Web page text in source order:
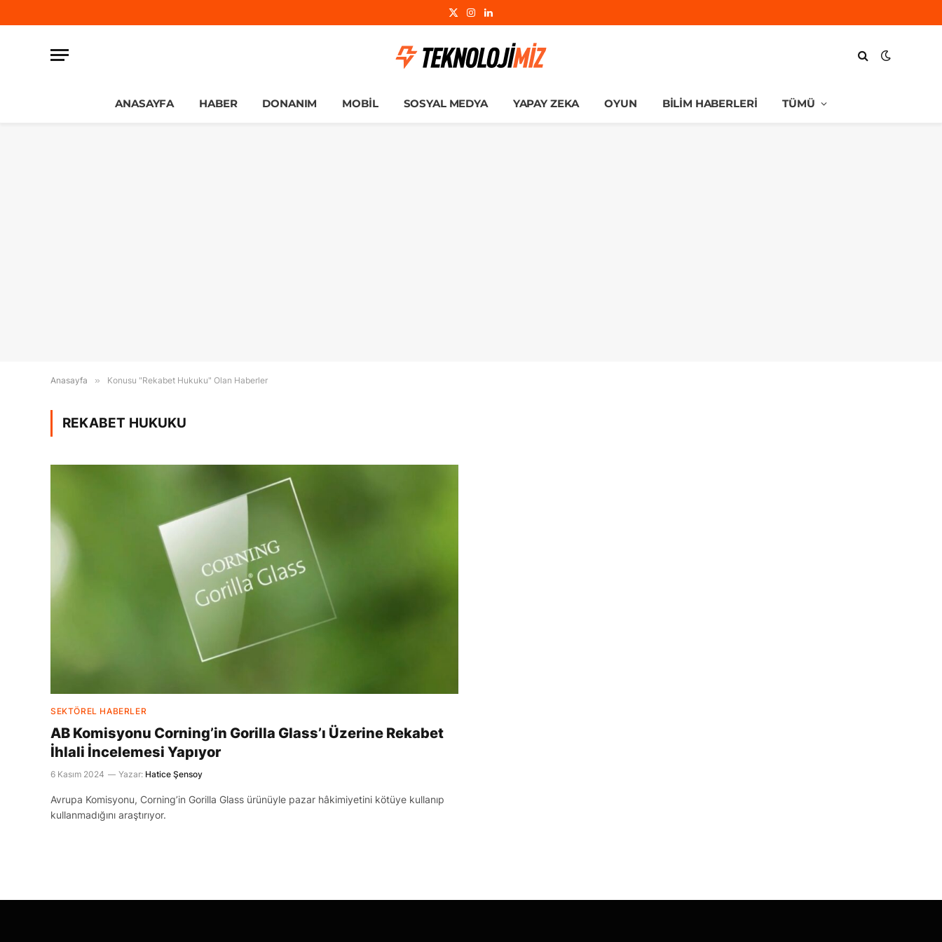
X
Instagram
LinkedIn
ANASAYFA HABER DONANIM MOBIL SOSYAL MEDYA YAPAY ZEKA OYUN BILIM HABERLERI TÜMÜ
Anasayfa » Konusu "Rekabet Hukuku" Olan Haberler
REKABET HUKUKU
SEKTÖREL HABERLER
AB Komisyonu Corning’in Gorilla Glass’ı Üzerine Rekabet
İhlali İncelemesi Yapıyor
6 Kasım 2024 Yazar: Hatice Şensoy
Avrupa Komisyonu, Corning’in Gorilla Glass ürünüyle pazar hâkimiyetini kötüye kullanıp
kullanmadığını araştırıyor.